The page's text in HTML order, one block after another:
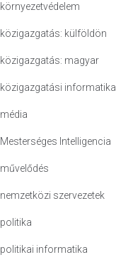
környezetvédelem
közigazgatás: külföldön
közigazgatás: magyar
közigazgatási informatika
média
Mesterséges Intelligencia
művelődés
nemzetközi szervezetek
politika
politikai informatika